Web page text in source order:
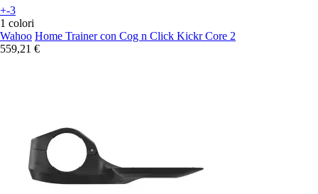
+-3
1 colori
Wahoo Home Trainer con Cog n Click Kickr Core 2
559,21 €